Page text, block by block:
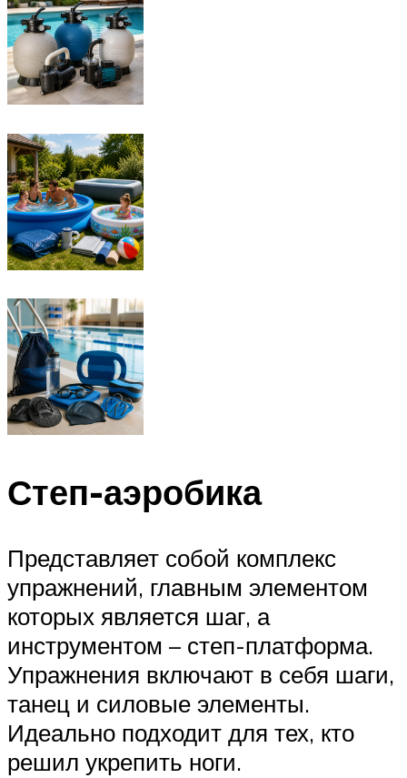
Степ-аэробика
Представляет собой комплекс
упражнений, главным элементом
которых является шаг, а
инструментом – степ-платформа.
Упражнения включают в себя шаги,
танец и силовые элементы.
Идеально подходит для тех, кто
решил укрепить ноги.